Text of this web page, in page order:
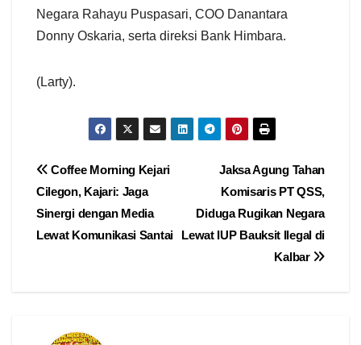
Negara Rahayu Puspasari, COO Danantara
Donny Oskaria, serta direksi Bank Himbara.
(Larty).
Navigasi
pos
Jaksa Agung Tahan
Komisaris PT QSS,
Diduga Rugikan Negara
Lewat IUP Bauksit Ilegal di
Kalbar
Coffee Morning Kejari
Cilegon, Kajari: Jaga
Sinergi dengan Media
Lewat Komunikasi Santai